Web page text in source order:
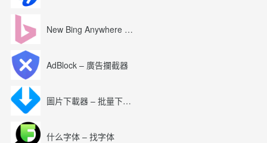
New Bing Anywhere (Bing Chat GPT-4)
AdBlock – 廣告攔截器
圖片下載器 – 批量下載圖片
什么字体 – 找字体